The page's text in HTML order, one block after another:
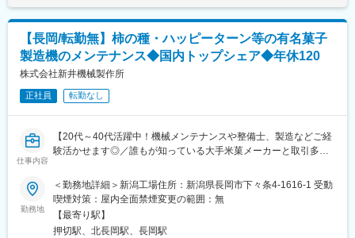
・ビルオートメーション（中央監視設備、照明制御、セキュリテ
ィ、ITV設備）及び、計装工事（空調・自動制御）
【具体的には】
・施主、ゼネコン、サブコン、設計事務所との折衝・打合せ
・施工計画立案（工程・品質・安全・原価管理など）
・協力会社の手配および指示出し。調整および施工管理業務
・試運転・動作確認などの調整業務
・契約物件の定期点検。
・トラブル発生時の原因特定、復旧作業対応、改修提案。
進活動。
■組織構成
する可能性があります。月給(月額)は固定手当を含めた表記です。
【長岡/転勤無】柿の種・ハッピーターン等の有名菓子
製造機のメンテナンス◆国内トップシェア◆年休120
株式会社新井機械製作所
正社員 転勤なし
仕事内容
【20代～40代活躍中！機械メンテナンスや整備士、製造などご経
験活かせます◎／誰もが知っている大手米菓メーカーと取引多
ー通勤OK】
■業務概要：
米菓メーカーへの納入シェア6割～7割を占め国内シェアNo.1の開
勤務地
＜勤務地詳細＞新潟工場住所：新潟県長岡市下々条4-1616-1 受動
喫煙対策：屋内全面禁煙変更の範囲：無
【最寄り駅】
押切駅、北長岡駅、長岡駅